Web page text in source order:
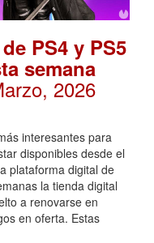
PS4 y PS5
semana
2026
interesantes para
disponibles desde el
plataforma digital de
la tienda digital
a renovarse en
en oferta. Estas